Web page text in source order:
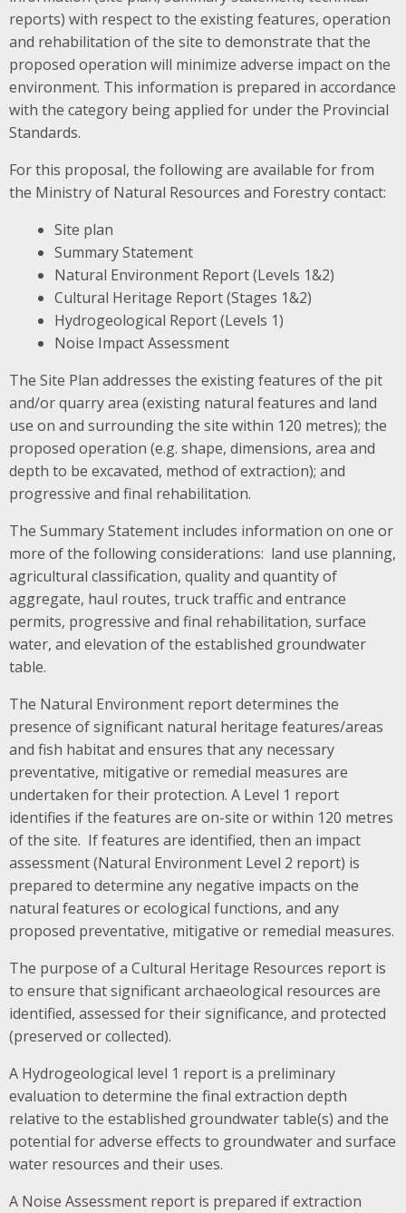
reports) with respect to the existing features, operation
and rehabilitation of the site to demonstrate that the
proposed operation will minimize adverse impact on the
environment. This information is prepared in accordance
with the category being applied for under the Provincial
Standards.
For this proposal, the following are available for from
the Ministry of Natural Resources and Forestry contact:
Site plan
Summary Statement
Natural Environment Report (Levels 1&2)
Cultural Heritage Report (Stages 1&2)
Hydrogeological Report (Levels 1)
Noise Impact Assessment
The Site Plan addresses the existing features of the pit
and/or quarry area (existing natural features and land
use on and surrounding the site within 120 metres); the
proposed operation (e.g. shape, dimensions, area and
depth to be excavated, method of extraction); and
progressive and final rehabilitation.
The Summary Statement includes information on one or
more of the following considerations: land use planning,
agricultural classification, quality and quantity of
aggregate, haul routes, truck traffic and entrance
permits, progressive and final rehabilitation, surface
water, and elevation of the established groundwater
table.
The Natural Environment report determines the
presence of significant natural heritage features/areas
and fish habitat and ensures that any necessary
preventative, mitigative or remedial measures are
undertaken for their protection. A Level 1 report
identifies if the features are on-site or within 120 metres
of the site. If features are identified, then an impact
assessment (Natural Environment Level 2 report) is
prepared to determine any negative impacts on the
natural features or ecological functions, and any
proposed preventative, mitigative or remedial measures.
The purpose of a Cultural Heritage Resources report is
to ensure that significant archaeological resources are
identified, assessed for their significance, and protected
(preserved or collected).
A Hydrogeological level 1 report is a preliminary
evaluation to determine the final extraction depth
relative to the established groundwater table(s) and the
potential for adverse effects to groundwater and surface
water resources and their uses.
A Noise Assessment report is prepared if extraction